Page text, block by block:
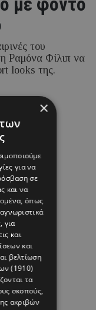
του
Ραμόνα Φίλιπ να
looks της.
×
για να
σε
και να
όπως
για
και
και
βελτίωση
(1910)
τα
σκοπούς,
ακριβών